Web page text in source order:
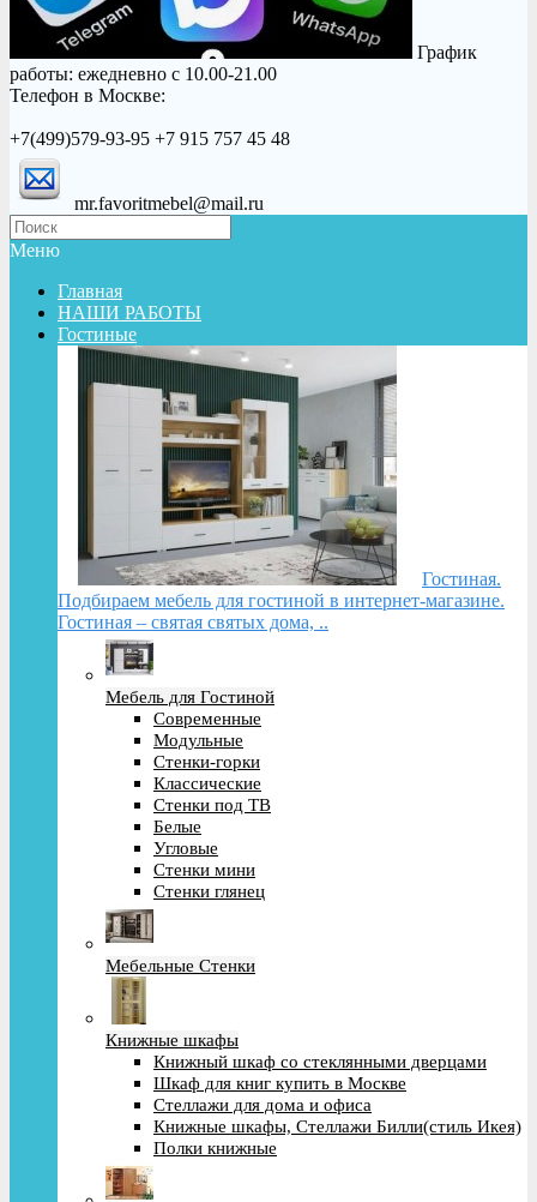
График
работы: ежедневно с 10.00-21.00
Телефон в Москве:
+7(499)579-93-95 +7 915 757 45 48
mr.favoritmebel@mail.ru
Меню
Главная
НАШИ РАБОТЫ
Гостиные
Гостиная.
Подбираем мебель для гостиной в интернет-магазине.
Гостиная – святая святых дома, ..
Мебель для Гостиной
Современные
Модульные
Стенки-горки
Классические
Стенки под ТВ
Белые
Угловые
Стенки мини
Стенки глянец
Мебельные Стенки
Книжные шкафы
Книжный шкаф со стеклянными дверцами
Шкаф для книг купить в Москве
Стеллажи для дома и офиса
Книжные шкафы, Стеллажи Билли(стиль Икея)
Полки книжные